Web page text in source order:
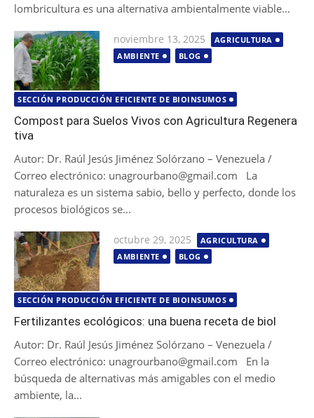
lombricultura es una alternativa ambientalmente viable...
Publicada
el
noviembre 13, 2025
AGRICULTURA
AMBIENTE
BLOG
SECCIÓN PRODUCCIÓN EFICIENTE DE BIOINSUMOS
Compost para Suelos Vivos con Agricultura Regenera
tiva
Autor: Dr. Raúl Jesús Jiménez Solórzano – Venezuela /
Correo electrónico: unagrourbano@gmail.com La
naturaleza es un sistema sabio, bello y perfecto, donde los
procesos biológicos se...
Publicada
el
octubre 29, 2025
AGRICULTURA
AMBIENTE
BLOG
SECCIÓN PRODUCCIÓN EFICIENTE DE BIOINSUMOS
Fertilizantes ecológicos: una buena receta de biol
Autor: Dr. Raúl Jesús Jiménez Solórzano – Venezuela /
Correo electrónico: unagrourbano@gmail.com En la
búsqueda de alternativas más amigables con el medio
ambiente, la...